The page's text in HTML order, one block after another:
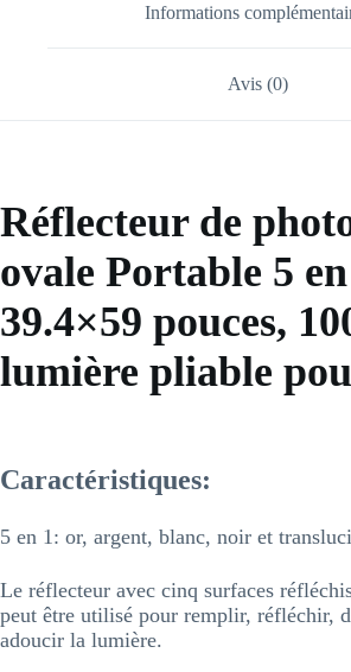
Informations
Avis (0)
Réflecteur de
ovale Portable 5
39.4×59 pouces,
lumière pliable
Caractéristiques:
5 en 1: or, argent, blanc, noir et
Le réflecteur avec cinq surfaces
peut être utilisé pour remplir, réfléchir,
adoucir la lumière.